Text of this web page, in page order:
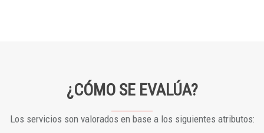
¿CÓMO SE EVALÚA?
Los servicios son valorados en base a los siguientes atributos: